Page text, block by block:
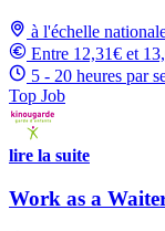
à l'échelle
Entre 12,31€ et
5 - 20 heures par
Top Job
lire la suite
Work as a